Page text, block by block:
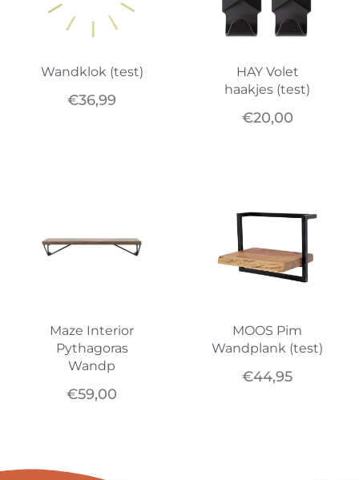
Wandklok (test)
€36,99
HAY Volet
haakjes (test)
€20,00
Maze Interior
Pythagoras
Wandp
€59,00
MOOS Pim
Wandplank (test)
€44,95